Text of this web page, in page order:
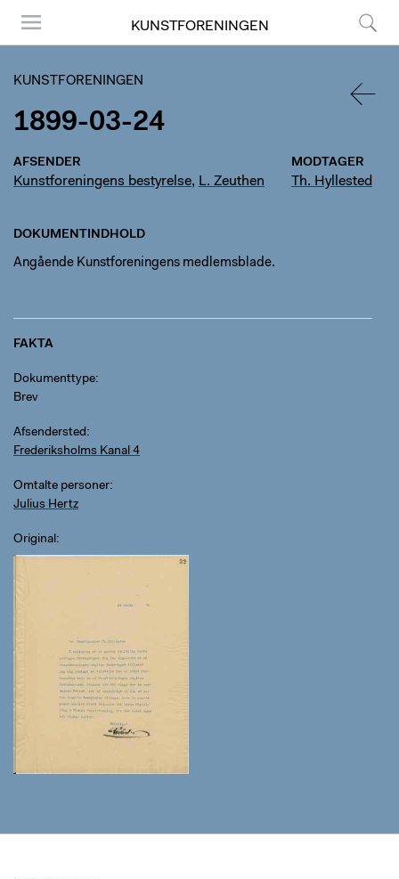
KUNSTFORENINGEN
KUNSTFORENINGEN
1899-03-24
AFSENDER
Kunstforeningens bestyrelse, L. Zeuthen
MODTAGER
Th. Hyllested
DOKUMENTINDHOLD
Angående Kunstforeningens medlemsblade.
FAKTA
Dokumenttype
Brev
Afsendersted
Frederiksholms Kanal 4
Omtalte personer
Julius Hertz
Original